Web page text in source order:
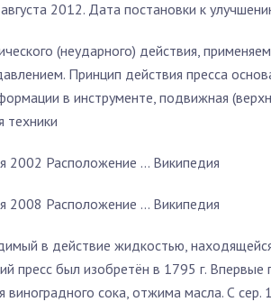
2012. Дата постановки к
(неударного) действия,
Принцип действия пресса
в инструменте, подвижная
техники
2002 Расположение … Википедия
2008 Расположение … Википедия
в действие жидкостью,
пресс был изобретён в 1795 г.
виноградного сока, отжима масла. С